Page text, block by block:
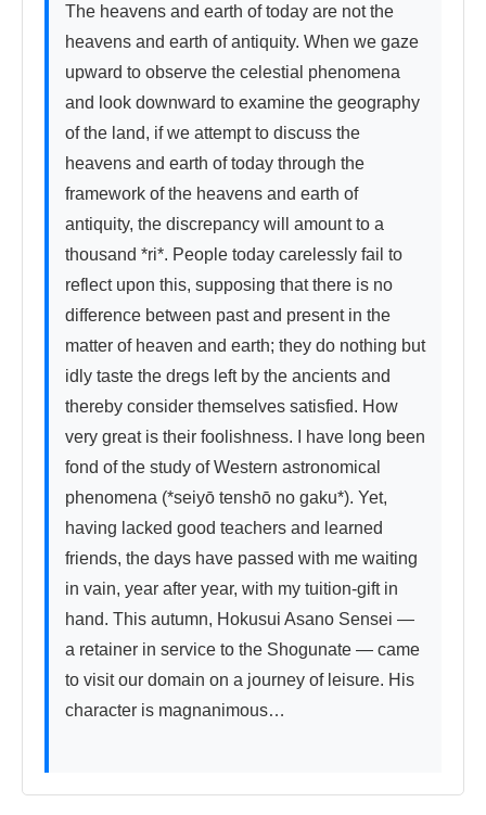
The heavens and earth of today are not the
heavens and earth of antiquity. When we gaze
upward to observe the celestial phenomena
and look downward to examine the geography
of the land, if we attempt to discuss the
heavens and earth of today through the
framework of the heavens and earth of
antiquity, the discrepancy will amount to a
thousand *ri*. People today carelessly fail to
reflect upon this, supposing that there is no
difference between past and present in the
matter of heaven and earth; they do nothing but
idly taste the dregs left by the ancients and
thereby consider themselves satisfied. How
very great is their foolishness. I have long been
fond of the study of Western astronomical
phenomena (*seiyō tenshō no gaku*). Yet,
having lacked good teachers and learned
friends, the days have passed with me waiting
in vain, year after year, with my tuition-gift in
hand. This autumn, Hokusui Asano Sensei —
a retainer in service to the Shogunate — came
to visit our domain on a journey of leisure. His
character is magnanimous…